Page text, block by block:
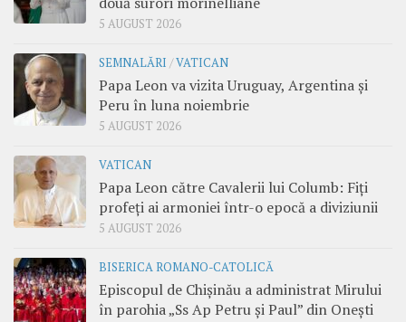
5 AUGUST 2026
SEMNALĂRI /VATICAN
Papa Leon va vizita Uruguay, Argentina și
Peru în luna noiembrie
5 AUGUST 2026
VATICAN
Papa Leon către Cavalerii lui Columb: Fiți
profeți ai armoniei într-o epocă a diviziunii
5 AUGUST 2026
BISERICA ROMANO-CATOLICĂ
Episcopul de Chișinău a administrat Mirului
în parohia „Ss Ap Petru și Paul” din Onești